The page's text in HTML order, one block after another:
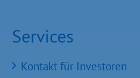
Services
Kontakt für Investoren